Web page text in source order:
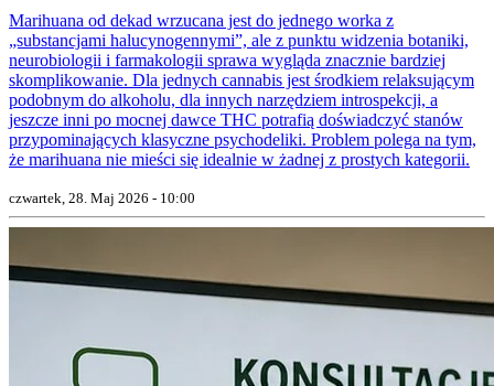
Marihuana od dekad wrzucana jest do jednego worka z
„substancjami halucynogennymi”, ale z punktu widzenia botaniki,
neurobiologii i farmakologii sprawa wygląda znacznie bardziej
skomplikowanie. Dla jednych cannabis jest środkiem relaksującym
podobnym do alkoholu, dla innych narzędziem introspekcji, a
jeszcze inni po mocnej dawce THC potrafią doświadczyć stanów
przypominających klasyczne psychodeliki. Problem polega na tym,
że marihuana nie mieści się idealnie w żadnej z prostych kategorii.
czwartek, 28. Maj 2026 - 10:00